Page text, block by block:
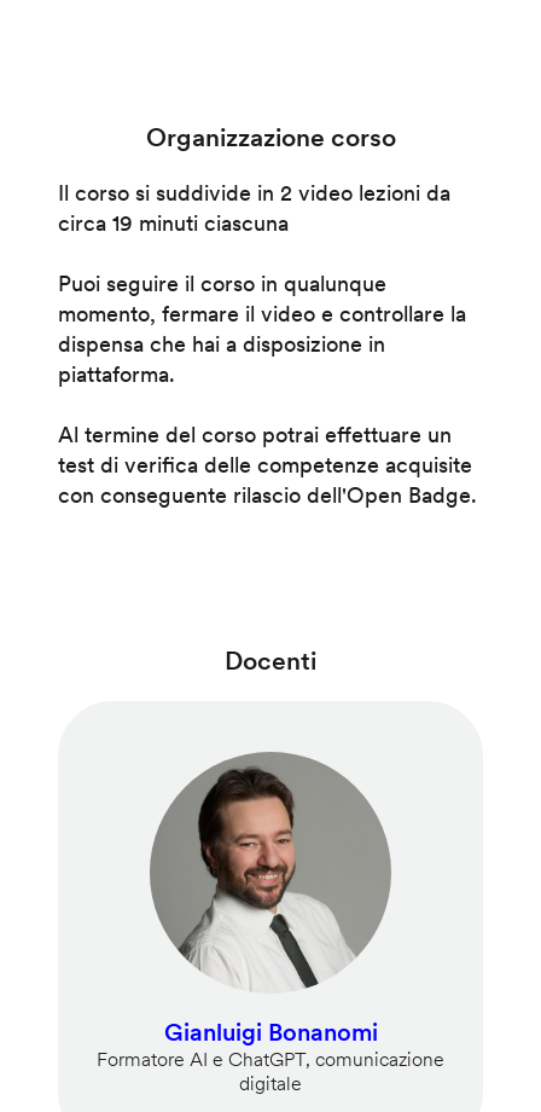
Organizzazione corso
Il corso si suddivide in 2 video lezioni da
circa 19 minuti ciascuna
Puoi seguire il corso in qualunque
momento, fermare il video e controllare la
dispensa che hai a disposizione in
piattaforma.
Al termine del corso potrai effettuare un
test di verifica delle competenze acquisite
con conseguente rilascio dell'Open Badge.
Docenti
Gianluigi Bonanomi
Formatore AI e ChatGPT, comunicazione
digitale